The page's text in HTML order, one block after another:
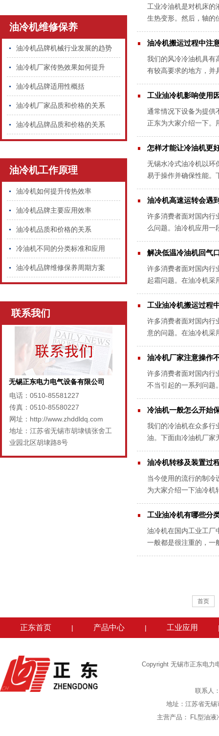
油冷机维修保养
油冷机品牌机械行业发展的趋势
油冷机厂家传热效果如何提升
油冷机品牌适用性概括
油冷机厂家品质和价格的关系
油冷机品牌品质和价格的关系
油冷机工作原理
油冷机如何提升传热效率
油冷机品牌主要应用效率
油冷机品质和价格的关系
冷油机不同的分类标准和应用
油冷机品牌维修保养周期方案
联系我们
无锡正东电力电气设备有限公司
电话：0510-85581227
传真：0510-85580227
网址：http://www.zhddldq.com
地址：江苏省无锡市胡埭镇张舍工
业园北区胡埭路8号
工业冷油机是对机床的
生热变形。然后，轴的
的理由。下面由油冷机
油冷机搬运过程中注
我们的风冷冷油机具有
有较高要求的地方，并
的整理它的油箱，由于
工业油冷机影响使用
通常情况下设备为提供
正东为大家介绍一下。
零件形成很大的损伤，
怎样才能让冷油机更
无锡水冷式油冷机以环
易于操作并确保性能。
会在加热外表汇集成一
油冷机高速运转会遇
许多消费者面对国内行
么问题。油冷机应用一
油还要坚持不懈必然的
解决低温冷油机回气
许多消费者面对国内行
起霜问题。在油冷机采
牌，应用方式也是有差
工业油冷机搬运过程
许多消费者面对国内行
意的问题。在油冷机采
牌，应用方式也是有差
油冷机厂家注意操作
许多消费者面对国内行
不当引起的一系列问题
油冷机中的液压油还要
冷油机一般怎么开始
我们的冷油机在众多行
油。下面由冷油机厂家
于不能长时间不间断的
油冷机转移及装置过
当今使用的流行的制冷
为大家介绍一下油冷机
热量，被冷却蒸发的种
工业油冷机有哪些分
油冷机在国内工业工厂
一般都是很注重的，一
作业。油冷机应用一段
首页
正东首页 | 产品中心 | 工业应用
Copyright 无锡市正东电力
联系人
地址：江苏省无
主营产品： FL型油液